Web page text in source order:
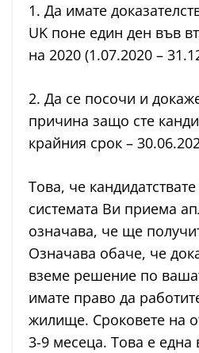
1. Да имате
UK поне един ден във
на 2020 (1.07.2020 –
2. Да се посочи и
причина защо сте
крайния срок –
Това, че кандидатствате
системата Ви приема
означава, че ще
Означава обаче, че
вземе решение по
имате право да
жилище. Сроковете на
3-9 месеца. Това е една